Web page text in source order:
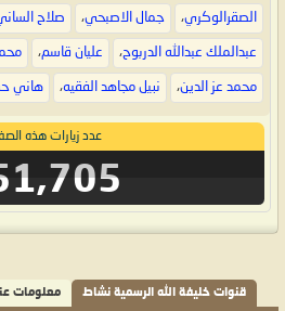
الصقرالوكري، جمال الاصبحي، صلاح
عبدالملك عبدالله الدربوح، عليان قاسم،
محمد عز الدين، نبيل مجاهد الفقيه، هاني
عدد زيارات هذه
قنوات خليفة الله الرسمية نشاط معلومات